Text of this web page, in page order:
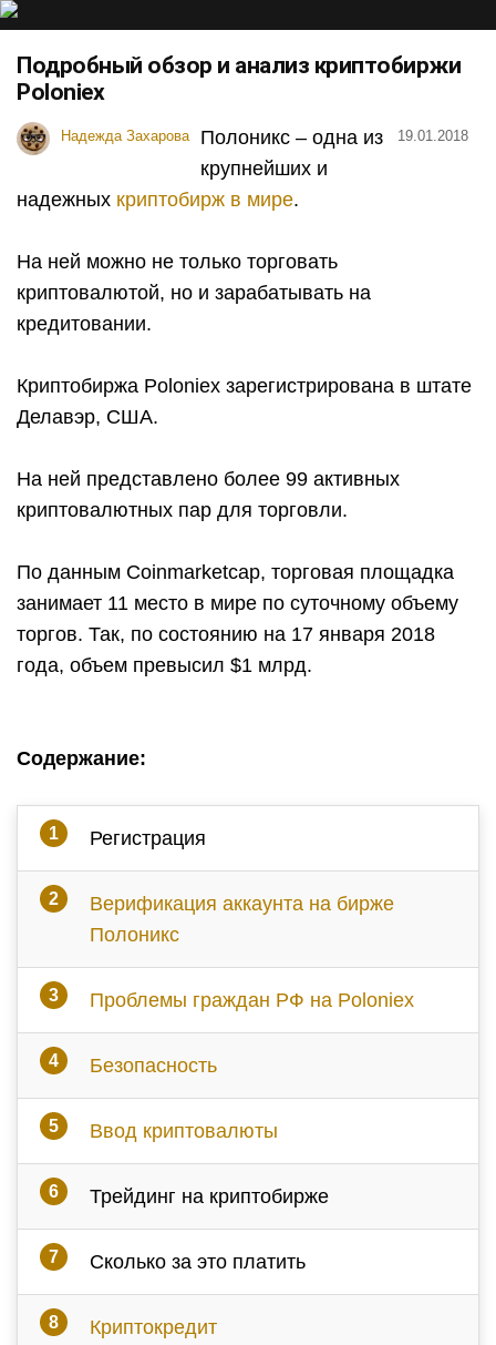
Подробный обзор и анализ криптобиржи
Poloniex
Надежда Захарова 19.01.2018
Полоникс – одна из
крупнейших и
надежных криптобирж в мире.
На ней можно не только торговать
криптовалютой, но и зарабатывать на
кредитовании.
Криптобиржа Poloniex зарегистрирована в штате
Делавэр, США.
На ней представлено более 99 активных
криптовалютных пар для торговли.
По данным Coinmarketcap, торговая площадка
занимает 11 место в мире по суточному объему
торгов. Так, по состоянию на 17 января 2018
года, объем превысил $1 млрд.
Содержание:
Регистрация
Верификация аккаунта на бирже
Полоникс
Проблемы граждан РФ на Poloniex
Безопасность
Ввод криптовалюты
Трейдинг на криптобирже
Сколько за это платить
Криптокредит